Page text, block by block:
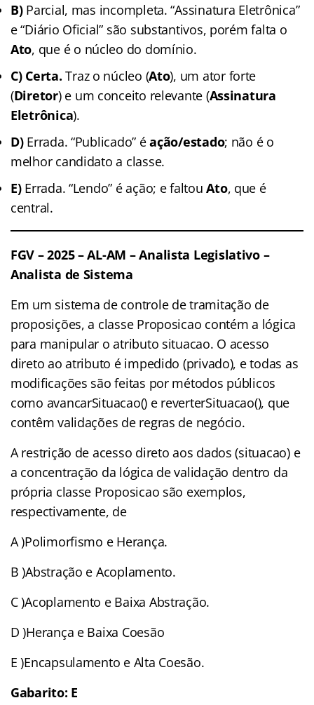
B)Parcial, mas incompleta. “Assinatura Eletrônica”
e “Diário Oficial” são substantivos, porém falta o
Ato, que é o núcleo do domínio.
C) Certa. Traz o núcleo (Ato), um ator forte
(Diretor) e um conceito relevante (Assinatura
Eletrônica).
D)Errada. “Publicado” éação/estado; não é o
melhor candidato a classe.
E)Errada. “Lendo” é ação; e faltouAto, que é
central.
FGV – 2025 – AL-AM – Analista Legislativo –
Analista de Sistema
Em um sistema de controle de tramitação de
proposições, a classe Proposicao contém a lógica
para manipular o atributo situacao. O acesso
direto ao atributo é impedido (privado), e todas as
modificações são feitas por métodos públicos
como avancarSituacao() e reverterSituacao(), que
contêm validações de regras de negócio.
A restrição de acesso direto aos dados (situacao) e
a concentração da lógica de validação dentro da
própria classe Proposicao são exemplos,
respectivamente, de
A )Polimorfismo e Herança.
B )Abstração e Acoplamento.
C )Acoplamento e Baixa Abstração.
D )Herança e Baixa Coesão
E )Encapsulamento e Alta Coesão.
Gabarito: E